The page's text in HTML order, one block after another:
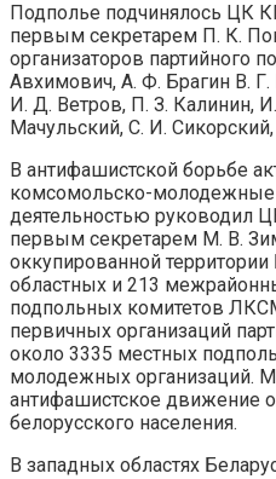
Подполье подчинялось ЦК
первым секретарем П. К.
организаторов партийного
Авхимович, А. Ф. Брагин В.
И. Д. Ветров, П. З. Калинин,
Мачульский, С. И.
В антифашистской борьбе
комсомольско-молодежные
деятельностью руководил
первым секретарем М. В.
оккупированной
областных и 213
подпольных комитетов
первичных организаций
около 3335 местных
молодежных организаций.
антифашистское движение
белорусского населения.
В западных областях